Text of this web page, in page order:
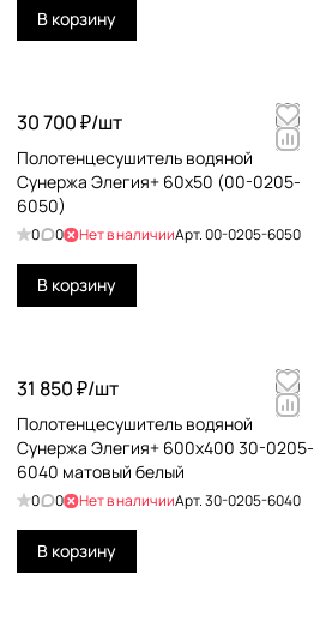
В корзину
30 700 ₽/шт
Полотенцесушитель водяной
Сунержа Элегия+ 60x50 (00-0205-
6050)
0 0 Нет в наличииАрт.00-0205-6050
В корзину
31 850 ₽/шт
Полотенцесушитель водяной
Сунержа Элегия+ 600х400 30-0205-
6040 матовый белый
0 0 Нет в наличииАрт.30-0205-6040
В корзину